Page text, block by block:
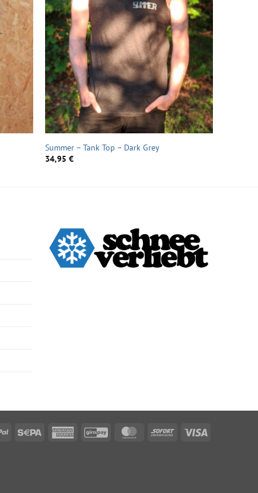
Summer – Tank Top – Dark Grey
34,95 €
PayPal Sepa
AmericanGiroPay MasterCardSofort